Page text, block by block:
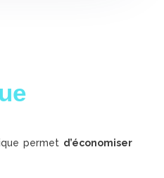
permet d’économiser